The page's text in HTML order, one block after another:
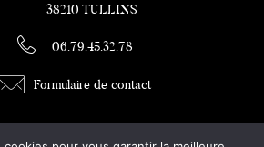
38210 TULLINS
06.79.45.32.78
Formulaire de contact